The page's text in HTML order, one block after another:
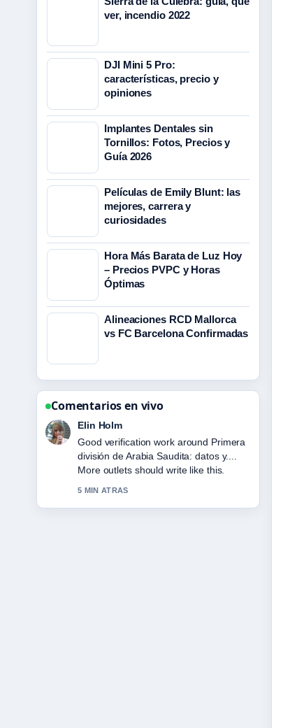
ver, incendio 2022
DJI Mini 5 Pro:
características, precio y
opiniones
Implantes Dentales sin
Tornillos: Fotos, Precios y
Guía 2026
Películas de Emily Blunt: las
mejores, carrera y
curiosidades
Hora Más Barata de Luz Hoy
– Precios PVPC y Horas
Óptimas
Alineaciones RCD Mallorca
vs FC Barcelona Confirmadas
Comentarios en vivo
Elin Holm
Good verification work around Primera
división de Arabia Saudita: datos y....
More outlets should write like this.
5 MIN ATRAS